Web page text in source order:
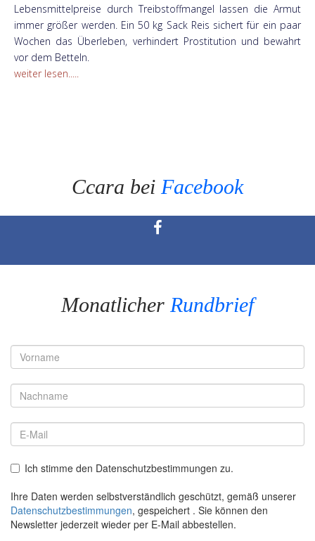
Lebensmittelpreise durch Treibstoffmangel lassen die Armut
immer größer werden. Ein 50 kg Sack Reis sichert für ein paar
Wochen das Überleben, verhindert Prostitution und bewahrt
vor dem Betteln.
weiter lesen.....
Ccara bei Facebook
Monatlicher Rundbrief